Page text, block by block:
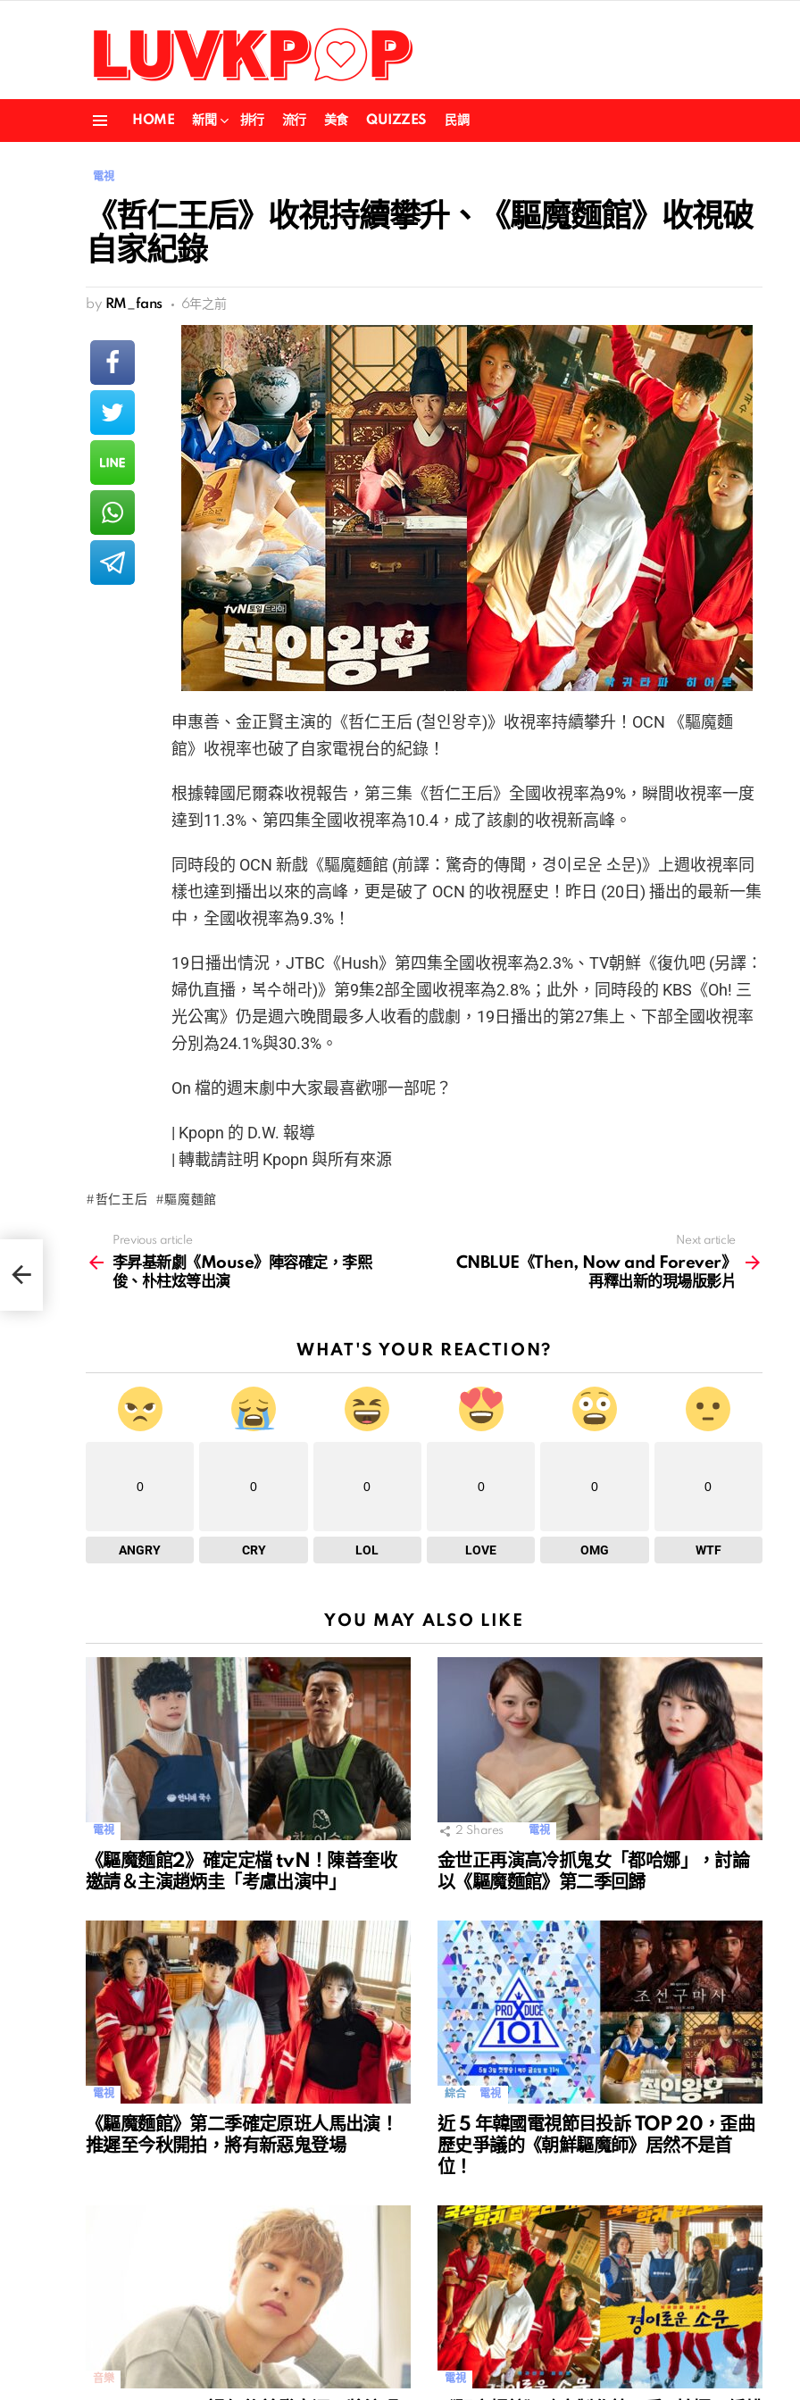
HOME 新聞 排行 流行 美食 QUIZZES 民調
電視
《哲仁王后》收視持續攀升、《驅魔麵館》收視破
自家紀錄
by RM_fans 6年之前
申惠善、金正賢主演的《哲仁王后 (철인왕후)》收視率持續攀升！OCN 《驅魔麵
館》收視率也破了自家電視台的紀錄！
根據韓國尼爾森收視報告，第三集《哲仁王后》全國收視率為9%，瞬間收視率一度
達到11.3%、第四集全國收視率為10.4，成了該劇的收視新高峰。
同時段的 OCN 新戲《驅魔麵館 (前譯：驚奇的傳聞，경이로운 소문)》上週收視率同
樣也達到播出以來的高峰，更是破了 OCN 的收視歷史！昨日 (20日) 播出的最新一集
中，全國收視率為9.3%！
19日播出情況，JTBC《Hush》第四集全國收視率為2.3%、TV朝鮮《復仇吧 (另譯：
婦仇直播，복수해라)》第9集2部全國收視率為2.8%；此外，同時段的 KBS《Oh! 三
光公寓》仍是週六晚間最多人收看的戲劇，19日播出的第27集上、下部全國收視率
分別為24.1%與30.3%。
On 檔的週末劇中大家最喜歡哪一部呢？
| Kpopn 的 D.W. 報導
| 轉載請註明 Kpopn 與所有來源
哲仁王后 驅魔麵館
more
Previous article
李昇基新劇《Mouse》陣容確定，李熙
俊、朴柱炫等出演
Next article
CNBLUE《Then, Now and Forever》
再釋出新的現場版影片
WHAT'S YOUR REACTION?
0
ANGRY
0
CRY
0
LOL
0
LOVE
0
OMG
0
WTF
YOU MAY ALSO LIKE
電視
《驅魔麵館2》確定定檔 tvN！陳善奎收
邀請＆主演趙炳圭「考慮出演中」
2 Shares 電視
金世正再演高冷抓鬼女「都哈娜」，討論
以《驅魔麵館》第二季回歸
電視
《驅魔麵館》第二季確定原班人馬出演！
推遲至今秋開拍，將有新惡鬼登場
綜合 電視
近 5 年韓國電視節目投訴 TOP 20，歪曲
歷史爭議的《朝鮮驅魔師》居然不是首
位！
音樂 電視
、